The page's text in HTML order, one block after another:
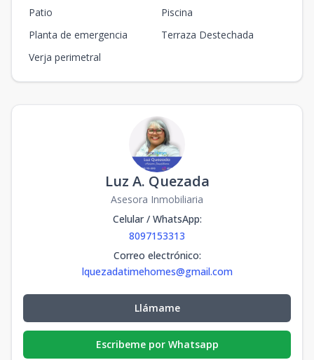
Patio
Piscina
Planta de emergencia
Terraza Destechada
Verja perimetral
Luz A. Quezada
Asesora Inmobiliaria
Celular / WhatsApp:
8097153313
Correo electrónico:
lquezadatimehomes@gmail.com
Llámame
Escribeme por Whatsapp